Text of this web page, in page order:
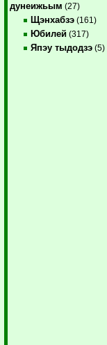
дунеижьым (27)
Щэнхабзэ (161)
Юбилей (317)
Япэу тыдодзэ (5)